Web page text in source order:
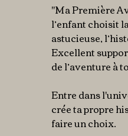
"Ma Première
l’enfant choisit
astucieuse,
Excellent
de l’aventure à
Entre dans
crée ta propre
faire un choix.